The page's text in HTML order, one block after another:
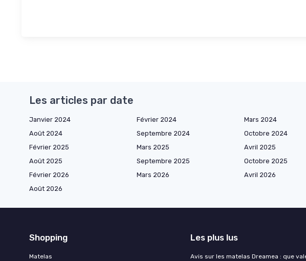
Les articles par date
Janvier 2024 Février 2024 Mars 2024
Août 2024
Septembre 2024 Octobre 2024
Février 2025
Mars 2025 Avril 2025
Août 2025
Septembre 2025 Octobre 2025
Février 2026
Mars 2026 Avril 2026
Août 2026
Shopping
Matelas
Les plus lus
Avis sur les matelas Dreamea : que